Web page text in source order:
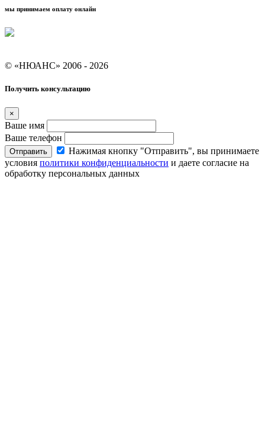
мы принимаем оплату онлайн
© «НЮАНС» 2006 - 2026
Получить консультацию
×
Ваше имя
Ваше телефон
Отправить
Нажимая кнопку "Отправить", вы принимаете
условия политики конфиденциальности и даете согласие на
обработку персональных данных